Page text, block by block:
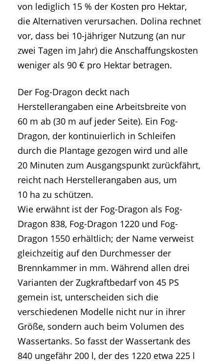
von lediglich 15 % der Kosten pro Hektar,
die Alternativen verursachen. Dolina rechnet
vor, dass bei 10-jähriger Nutzung (an nur
zwei Tagen im Jahr) die Anschaffungskosten
weniger als 90 € pro Hektar betragen.
Der Fog-Dragon deckt nach
Herstellerangaben eine Arbeitsbreite von
60 m ab (30 m auf jeder Seite). Ein Fog-
Dragon, der kontinuierlich in Schleifen
durch die Plantage gezogen wird und alle
20 Minuten zum Ausgangspunkt zurückfährt,
reicht nach Herstellerangaben aus, um
10 ha zu schützen.
Wie erwähnt ist der Fog-Dragon als Fog-
Dragon 838, Fog-Dragon 1220 und Fog-
Dragon 1550 erhältlich; der Name verweist
gleichzeitig auf den Durchmesser der
Brennkammer in mm. Während allen drei
Varianten der Zugkraftbedarf von 45 PS
gemein ist, unterscheiden sich die
verschiedenen Modelle nicht nur in ihrer
Größe, sondern auch beim Volumen des
Wassertanks. So fasst der Wassertank des
840 ungefähr 200 l, der des 1220 etwa 225 l